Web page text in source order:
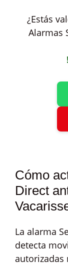
¿Estás
Alarmas
Cómo
Direct
La alarma
detecta
autorizadas